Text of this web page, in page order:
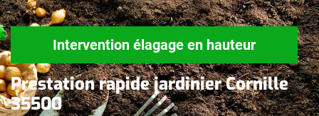
Intervention élagage en hauteur
Prestation rapide jardinier Cornille
35500